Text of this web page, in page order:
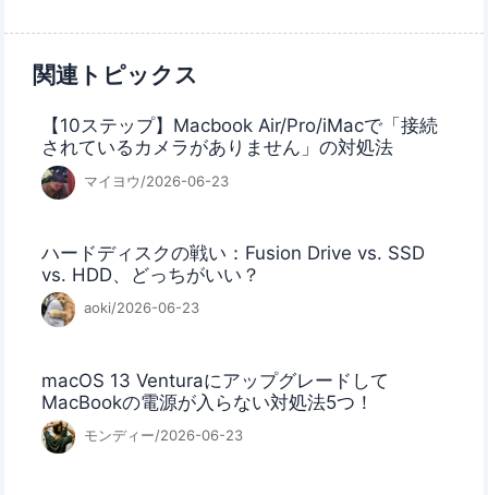
関連トピックス
【10ステップ】Macbook Air/Pro/iMacで「接続
されているカメラがありません」の対処法
マイヨウ/2026-06-23
ハードディスクの戦い：Fusion Drive vs. SSD
vs. HDD、どっちがいい？
aoki/2026-06-23
macOS 13 Venturaにアップグレードして
MacBookの電源が入らない対処法5つ！
モンディー/2026-06-23